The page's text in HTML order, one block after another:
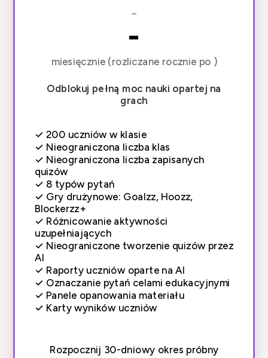
-
-
miesięcznie (rozliczane rocznie po )
Odblokuj pełną moc nauki opartej na
grach
✓ 200 uczniów w klasie
✓ Nieograniczona liczba klas
✓ Nieograniczona liczba zapisanych
quizów
✓ 8 typów pytań
✓ Gry drużynowe: Goalzz, Hoozz,
Blockerzz+
✓ Różnicowanie aktywności
uzupełniających
✓ Nieograniczone tworzenie quizów przez
AI
✓ Raporty uczniów oparte na AI
✓ Oznaczanie pytań celami edukacyjnymi
✓ Panele opanowania materiału
✓ Karty wyników uczniów
Rozpocznij 30-dniowy okres próbny